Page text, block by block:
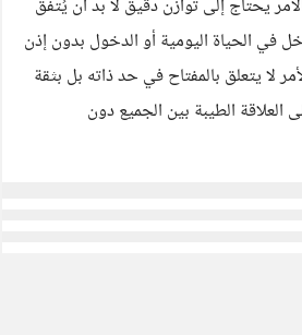
يحتاج إلى توازن دقيق لا بد أن يُتفق
في الحياة اليومية أو الدخول بدون إذن
لا يتعلق بالمفتاح في حد ذاته بل بثقة
الطيبة بين الجميع دون